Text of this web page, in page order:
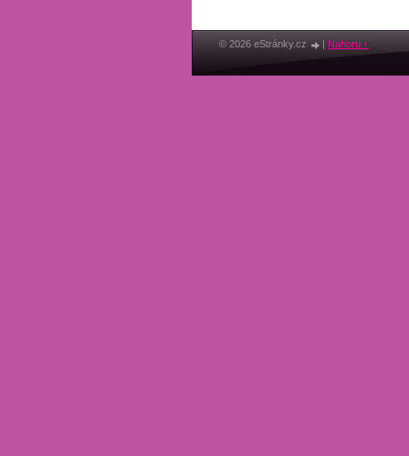
© 2026 eStránky.cz | Nahoru ↑